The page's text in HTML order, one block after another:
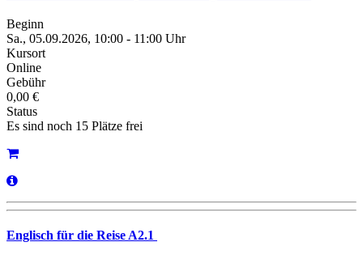
Beginn
Sa., 05.09.2026, 10:00 - 11:00 Uhr
Kursort
Online
Gebühr
0,00 €
Status
Es sind noch 15 Plätze frei
Englisch für die Reise A2.1